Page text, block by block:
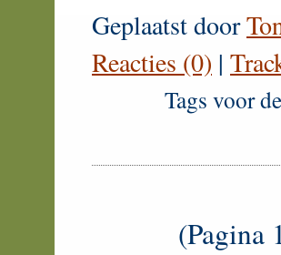
Geplaatst door
Reacties (0) |
Tags voor
(Pagina